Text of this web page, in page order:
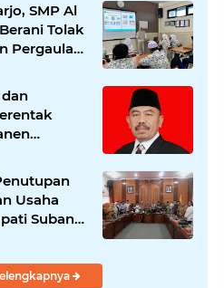
SMP Al
Tolak
Pergaulan
Usaha
Subandi
Turun ke